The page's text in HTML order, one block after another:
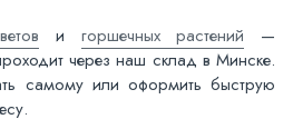
и горшечных растений —
через наш склад в Минске.
самому или оформить быструю